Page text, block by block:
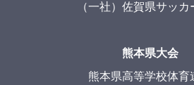
（一社）佐賀県サッカ
熊本県大会
熊本県高等学校体育